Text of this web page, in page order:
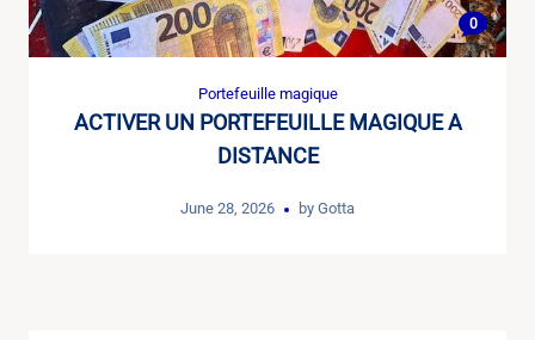
0
Portefeuille magique
ACTIVER UN PORTEFEUILLE MAGIQUE A
DISTANCE
June 28, 2026 by Gotta